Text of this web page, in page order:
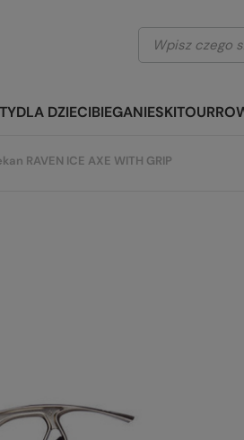
DLA DZIECIBIEGANIESKITOUR
RAVEN ICE AXE WITH GRIP